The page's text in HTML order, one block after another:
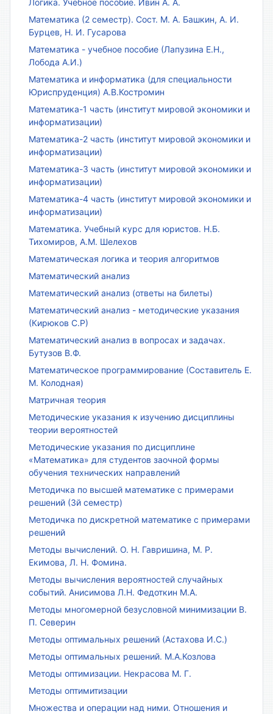
Математика (2 семестр). Сост. М. А. Башкин, А. И.
Бурцев, Н. И. Гусарова
Математика - учебное пособие (Лапузина Е.Н.,
Лобода А.И.)
Математика и информатика (для специальности
Юриспруденция) А.В.Костромин
Математика-1 часть (институт мировой экономики и
информатизации)
Математика-2 часть (институт мировой экономики и
информатизации)
Математика-3 часть (институт мировой экономики и
информатизации)
Математика-4 часть (институт мировой экономики и
информатизации)
Математика. Учебный курс для юристов. Н.Б.
Тихомиров, А.М. Шелехов
Математическая логика и теория алгоритмов
Математический анализ
Математический анализ (ответы на билеты)
Математический анализ - методические указания
(Кирюков С.Р)
Математический анализ в вопросах и задачах.
Бутузов В.Ф.
Математическое программирование (Составитель Е.
М. Колодная)
Матричная теория
Методические указания к изучению дисциплины
теории вероятностей
Методические указания по дисциплине
«Математика» для студентов заочной формы
обучения технических направлений
Методичка по высшей математике с примерами
решений (3й семестр)
Методичка по дискретной математике с примерами
решений
Методы вычислений. О. Н. Гавришина, М. Р.
Екимова, Л. Н. Фомина.
Методы вычисления вероятностей случайных
событий. Анисимова Л.Н. Федоткин М.А.
Методы многомерной безусловной минимизации В.
П. Северин
Методы оптимальных решений (Астахова И.С.)
Методы оптимальных решений. М.А.Козлова
Методы оптимизации. Некрасова М. Г.
Методы оптимитизации
Множества и операции над ними. Отношения и